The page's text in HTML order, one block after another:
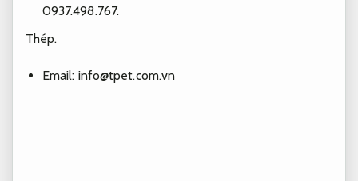
0937.498.767.
Thép.
Email: info@tpet.com.vn